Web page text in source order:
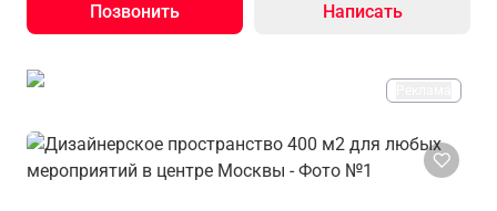
Позвонить Написать